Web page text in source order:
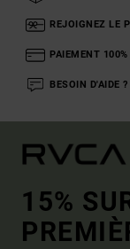
REJOIGNEZ LE
PAIEMENT 100%
BESOIN D'AIDE ?
15%